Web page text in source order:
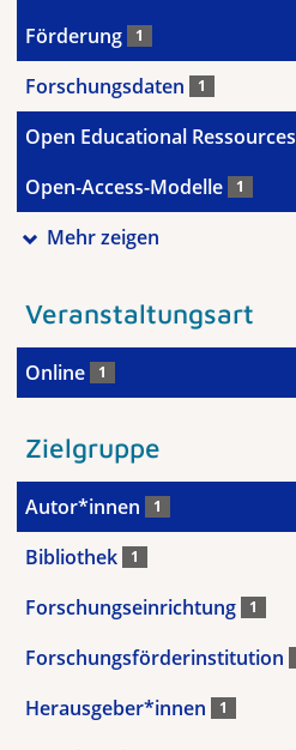
Förderung 1
Forschungsdaten 1
Open Educational Ressources
Open-Access-Modelle 1
Mehr zeigen
Veranstaltungsart
Online 1
Zielgruppe
Autor*innen 1
Bibliothek 1
Forschungseinrichtung 1
Forschungsförderinstitution
Herausgeber*innen 1